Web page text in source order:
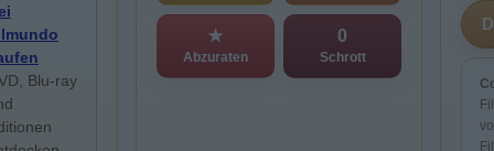
Blu-ray
★
Abzuraten
0
Schrott